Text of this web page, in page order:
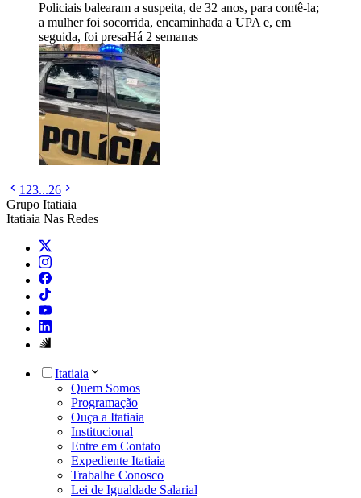
Policiais balearam a suspeita, de 32 anos, para contê-la;
a mulher foi socorrida, encaminhada a UPA e, em
seguida, foi presaHá 2 semanas
1 23...26
Grupo Itatiaia
Itatiaia Nas Redes
Itatiaia
Quem Somos
Programação
Ouça a Itatiaia
Institucional
Entre em Contato
Expediente Itatiaia
Trabalhe Conosco
Lei de Igualdade Salarial